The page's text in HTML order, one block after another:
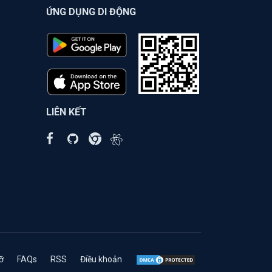
ỨNG DỤNG DI ĐỘNG
LIÊN KẾT
FAQs RSS Điều khoản